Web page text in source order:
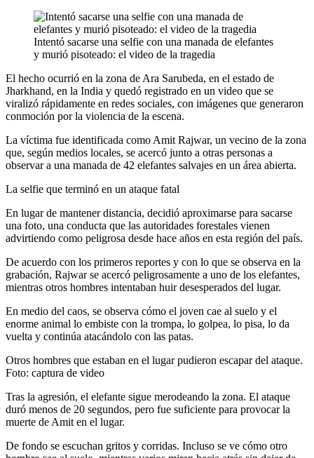
Intentó sacarse una selfie con una manada de elefantes
y murió pisoteado: el video de la tragedia
El hecho ocurrió en la zona de Ara Sarubeda, en el estado de
Jharkhand, en la India y quedó registrado en un video que se
viralizó rápidamente en redes sociales, con imágenes que generaron
conmoción por la violencia de la escena.
La víctima fue identificada como Amit Rajwar, un vecino de la zona
que, según medios locales, se acercó junto a otras personas a
observar a una manada de 42 elefantes salvajes en un área abierta.
La selfie que terminó en un ataque fatal
En lugar de mantener distancia, decidió aproximarse para sacarse
una foto, una conducta que las autoridades forestales vienen
advirtiendo como peligrosa desde hace años en esta región del país.
De acuerdo con los primeros reportes y con lo que se observa en la
grabación, Rajwar se acercó peligrosamente a uno de los elefantes,
mientras otros hombres intentaban huir desesperados del lugar.
En medio del caos, se observa cómo el joven cae al suelo y el
enorme animal lo embiste con la trompa, lo golpea, lo pisa, lo da
vuelta y continúa atacándolo con las patas.
Otros hombres que estaban en el lugar pudieron escapar del ataque.
Foto: captura de video
Tras la agresión, el elefante sigue merodeando la zona. El ataque
duró menos de 20 segundos, pero fue suficiente para provocar la
muerte de Amit en el lugar.
De fondo se escuchan gritos y corridas. Incluso se ve cómo otro